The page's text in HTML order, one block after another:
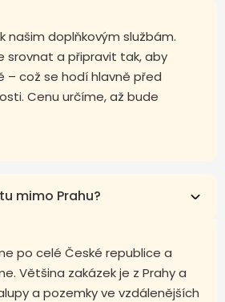
našim doplňkovým službám.
srovnat a připravit tak, aby
– což se hodí hlavně před
Cenu určíme, až bude
mimo Prahu?
po celé České republice a
Většina zakázek je z Prahy a
a pozemky ve vzdálenějších